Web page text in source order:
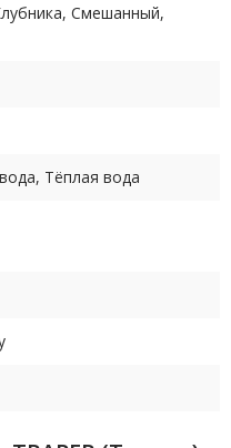
Смешанный,
Тёплая вода